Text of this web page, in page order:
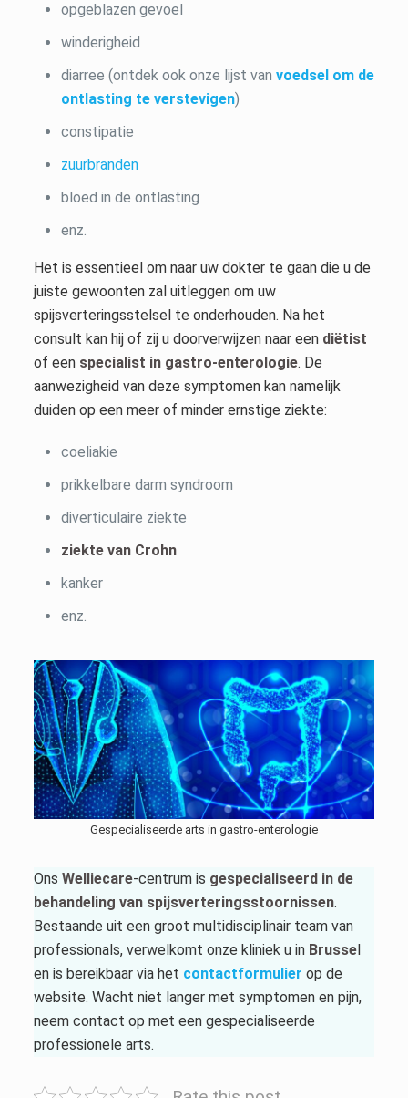
opgeblazen gevoel
winderigheid
diarree (ontdek ook onze lijst van voedsel om de
ontlasting te verstevigen)
constipatie
zuurbranden
bloed in de ontlasting
enz.
Het is essentieel om naar uw dokter te gaan die u de
juiste gewoonten zal uitleggen om uw
spijsverteringsstelsel te onderhouden. Na het
consult kan hij of zij u doorverwijzen naar een diëtist
of een specialist in gastro-enterologie. De
aanwezigheid van deze symptomen kan namelijk
duiden op een meer of minder ernstige ziekte:
coeliakie
prikkelbare darm syndroom
diverticulaire ziekte
ziekte van Crohn
kanker
enz.
Gespecialiseerde arts in gastro-enterologie
Ons Welliecare-centrum is gespecialiseerd in de
behandeling van spijsverteringsstoornissen.
Bestaande uit een groot multidisciplinair team van
professionals, verwelkomt onze kliniek u in Brussel
en is bereikbaar via het contactformulier op de
website. Wacht niet langer met symptomen en pijn,
neem contact op met een gespecialiseerde
professionele arts.